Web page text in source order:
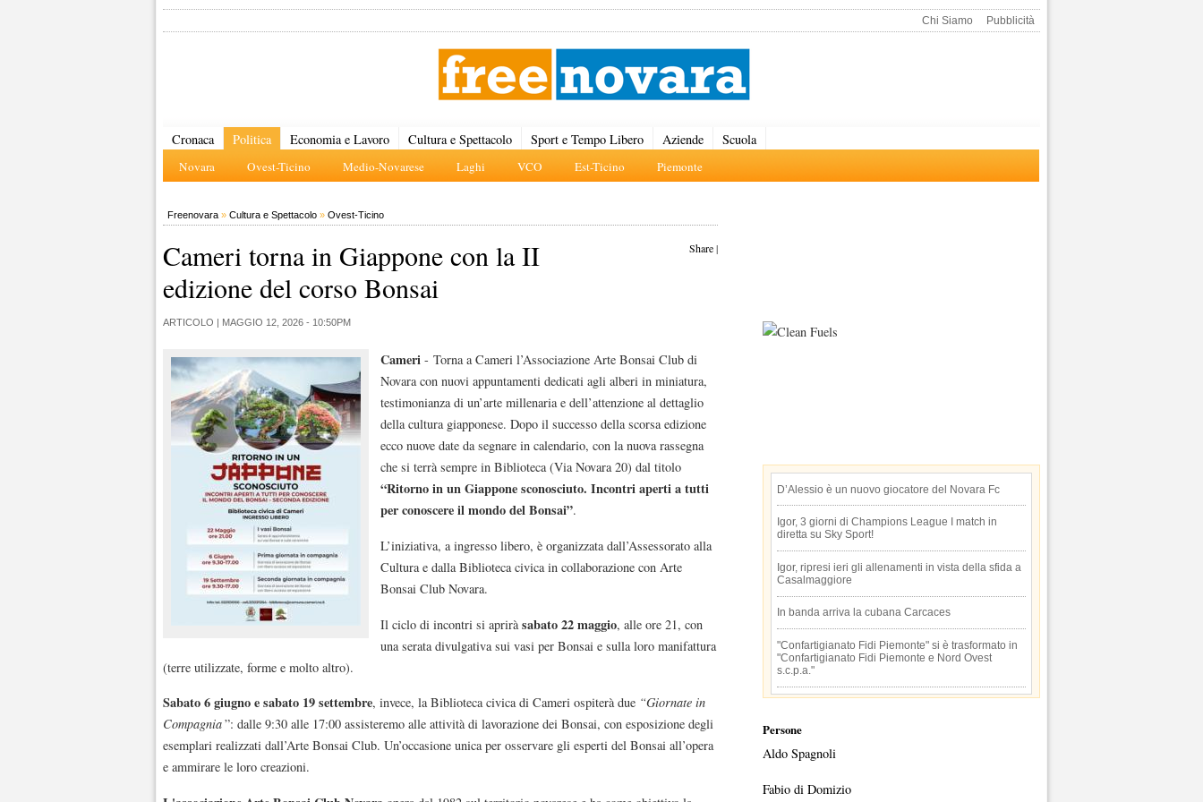
Chi Siamo Pubblicità
Cronaca Politica
Novara Ovest-Ticino Medio-Novarese Laghi VCO Est-Ticino Piemonte
Economia e Lavoro Cultura e Spettacolo Sport e Tempo Libero Aziende Scuola
Freenovara » Cultura e Spettacolo » Ovest-Ticino
Share|
Cameri torna in Giappone con la II
edizione del corso Bonsai
ARTICOLO | MAGGIO 12, 2026 - 10:50PM
Cameri - Torna a Cameri l’Associazione Arte Bonsai Club di
Novara con nuovi appuntamenti dedicati agli alberi in miniatura,
testimonianza di un’arte millenaria e dell’attenzione al dettaglio
della cultura giapponese. Dopo il successo della scorsa edizione
ecco nuove date da segnare in calendario, con la nuova rassegna
che si terrà sempre in Biblioteca (Via Novara 20) dal titolo
“Ritorno in un Giappone sconosciuto. Incontri aperti a tutti
per conoscere il mondo del Bonsai”.
L’iniziativa, a ingresso libero, è organizzata dall’Assessorato alla
Cultura e dalla Biblioteca civica in collaborazione con Arte
Bonsai Club Novara.
Il ciclo di incontri si aprirà sabato 22 maggio, alle ore 21, con
una serata divulgativa sui vasi per Bonsai e sulla loro manifattura
(terre utilizzate, forme e molto altro).
Sabato 6 giugno e sabato 19 settembre, invece, la Biblioteca civica di Cameri ospiterà due “Giornate in
Compagnia”: dalle 9:30 alle 17:00 assisteremo alle attività di lavorazione dei Bonsai, con esposizione degli
esemplari realizzati dall’Arte Bonsai Club. Un’occasione unica per osservare gli esperti del Bonsai all’opera
e ammirare le loro creazioni.
D’Alessio è un nuovo giocatore del Novara Fc
Igor, 3 giorni di Champions League I match in
diretta su Sky Sport!
Igor, ripresi ieri gli allenamenti in vista della sfida a
Casalmaggiore
In banda arriva la cubana Carcaces
"Confartigianato Fidi Piemonte" si è trasformato in
"Confartigianato Fidi Piemonte e Nord Ovest
s.c.p.a."
Persone
Aldo Spagnoli
Fabio di Domizio